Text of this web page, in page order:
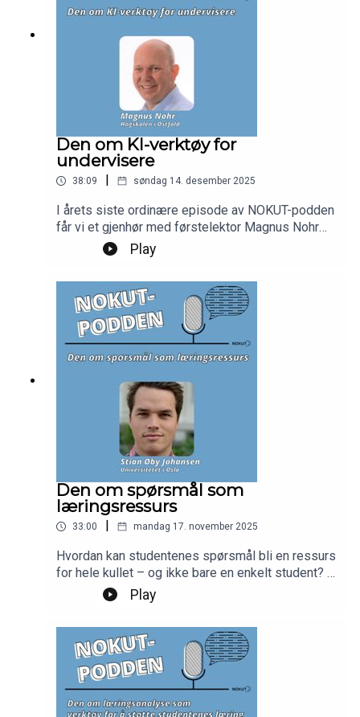
Den om KI-verktøy for
undervisere
38:09 | søndag 14. desember 2025
I årets siste ordinære episode av NOKUT-podden
får vi et gjenhør med førstelektor Magnus Nohr
fra Høgskolen i Østfold. Han oppdaterer oss på
de siste utviklingene på KI-fronten, deler funn fra
forskning på KI i UH, og reflekterer rundt egen og
studenters bruk av verktøy som NotebookLM. Vi
snakker også om personvern, institusjonelle
retningslinjer, og hvordan vi kan unngå at KI gjør
oss latere og dummere.
Play
Den om spørsmål som
læringsressurs
33:00 | mandag 17. november 2025
Hvordan kan studentenes spørsmål bli en ressurs
for hele kullet – og ikke bare en enkelt student? I
denne episoden snakker vi med Stian Øby
Johansen fra Det juridiske fakultet ved
Universitetet i Oslo om hvordan digitale
diskusjonsforum og spørretimer kan bidra til
faglig dialog, delekultur og bedre læring. Vi får
høre om konkrete grep for å senke terskelen for å
stille spørsmål, og om hvordan undervisere kan
følge opp på en måte som gir verdi for mange.
Play